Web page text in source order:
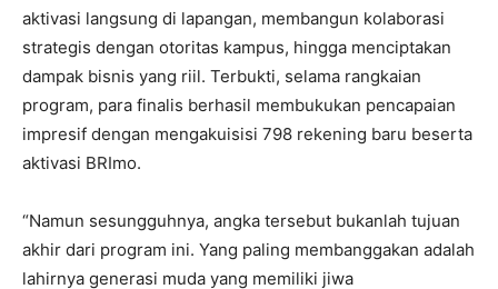
aktivasi langsung di lapangan, membangun kolaborasi
strategis dengan otoritas kampus, hingga menciptakan
dampak bisnis yang riil. Terbukti, selama rangkaian
program, para finalis berhasil membukukan pencapaian
impresif dengan mengakuisisi 798 rekening baru beserta
aktivasi BRImo.
“Namun sesungguhnya, angka tersebut bukanlah tujuan
akhir dari program ini. Yang paling membanggakan adalah
lahirnya generasi muda yang memiliki jiwa